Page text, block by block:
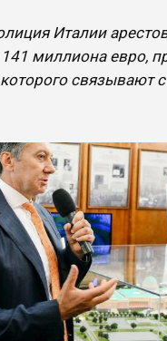
Италии
миллиона евро,
которого связывают